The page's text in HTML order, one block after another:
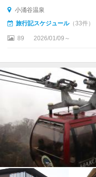
小涌谷温泉
旅行記スケジュール（33件）
89 2026/01/09～